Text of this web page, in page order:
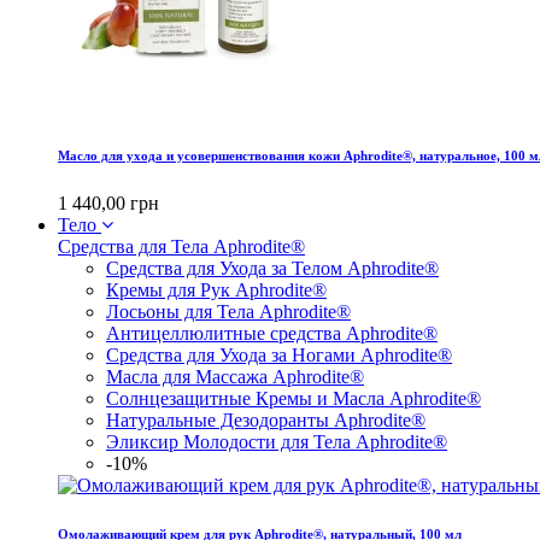
Масло для ухода и усовершенствования кожи Aphrodite®, натуральное, 100
1 440,00 грн
Тело
Средства для Тела Aphrodite®
Средства для Ухода за Телом Aphrodite®
Кремы для Рук Aphrodite®
Лосьоны для Тела Aphrodite®
Антицеллюлитные средства Aphrodite®
Средства для Ухода за Ногами Aphrodite®
Масла для Массажа Aphrodite®
Солнцезащитные Кремы и Масла Aphrodite®
Натуральные Дезодоранты Aphrodite®
Эликсир Молодости для Тела Aphrodite®
-10%
Омолаживающий крем для рук Aphrodite®, натуральный, 100 мл